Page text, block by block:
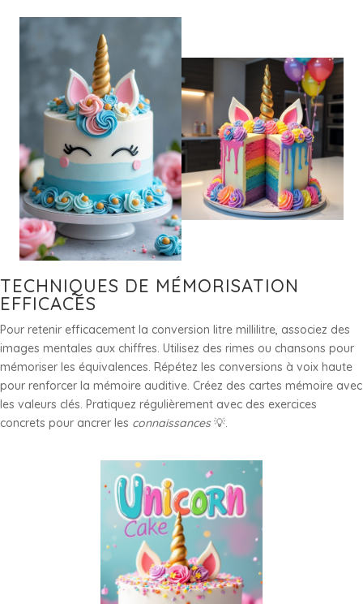
TECHNIQUES DE MÉMORISATION
EFFICACES
Pour retenir efficacement la conversion litre millilitre, associez des
images mentales aux chiffres. Utilisez des rimes ou chansons pour
mémoriser les équivalences. Répétez les conversions à voix haute
pour renforcer la mémoire auditive. Créez des cartes mémoire avec
les valeurs clés. Pratiquez régulièrement avec des exercices
concrets pour ancrer les connaissances💡.